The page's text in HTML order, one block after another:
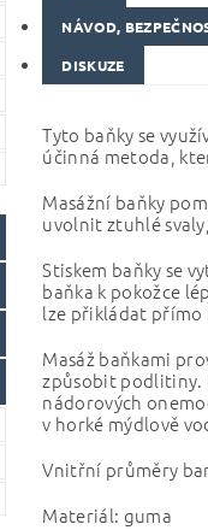
NÁVOD,
DISKUZE
Tyto baňky se
účinná metoda,
Masážní baňky
uvolnit ztuhlé
Stiskem baňky se
baňka k pokožce
lze přikládat přímo
Masáž baňkami
způsobit podlitiny.
nádorových
v horké mýdlově
Vnitřní průměry
Materiál: guma